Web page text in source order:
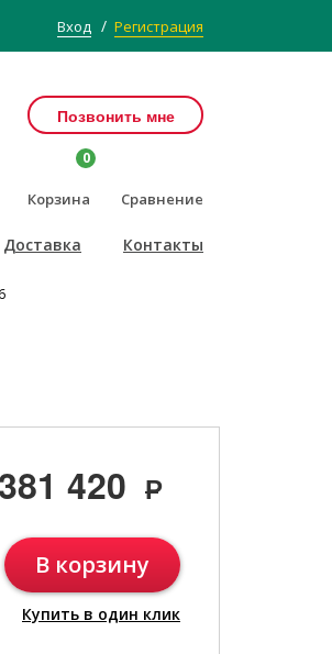
Вход / Регистрация
Позвонить мне
Корзина
0
Сравнение
Доставка Контакты
381 420 Р
В корзину
Купить в один клик